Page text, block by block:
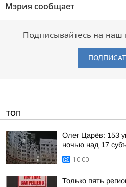
Мэрия сообщает
Подписывайтесь на наш
ТОП
Олег Царёв: 153
ночью над 17
10:00
Только пять